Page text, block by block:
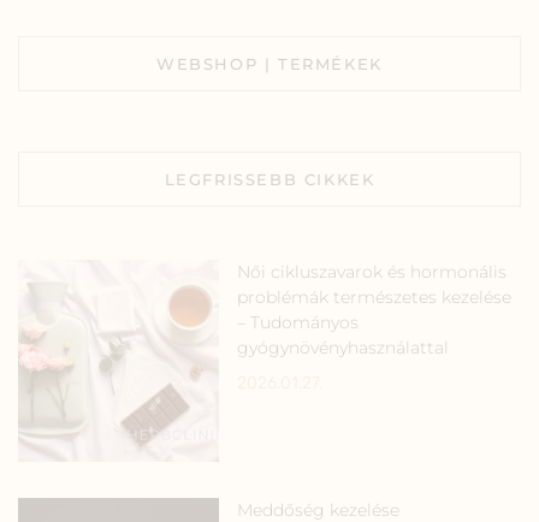
WEBSHOP | TERMÉKEK
LEGFRISSEBB CIKKEK
Női cikluszavarok és hormonális
problémák természetes kezelése
– Tudományos
gyógynövényhasználattal
Meddőség kezelése